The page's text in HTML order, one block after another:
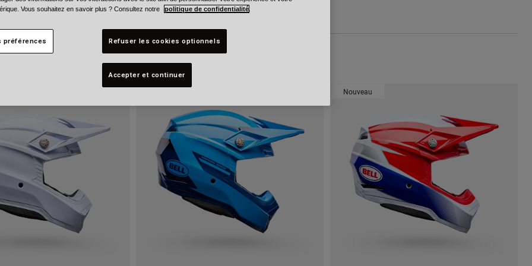
Nouveau
Vous souhaitez en savoir plus ? Consultez notre
politique de confidentialité
préférences Refuser les cookies optionnels
Accepter et continuer